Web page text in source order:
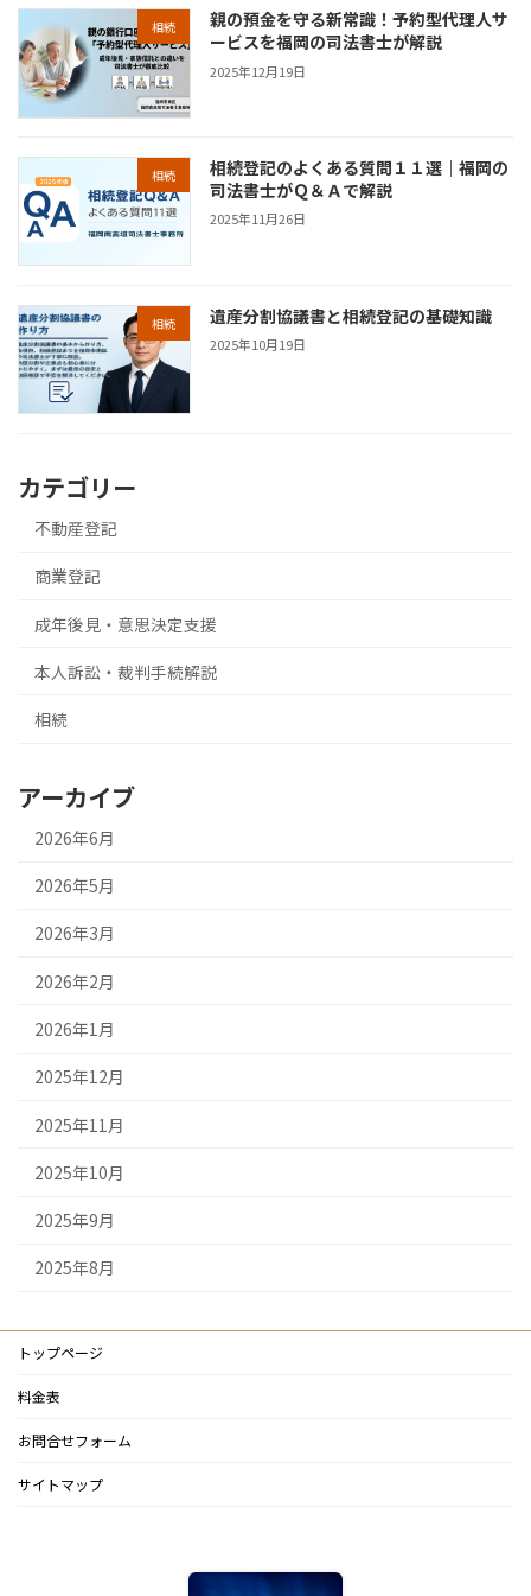
相続
親の預金を守る新常識！予約型代理人サ
ービスを福岡の司法書士が解説
2025年12月19日
相続
相続登記のよくある質問１１選｜福岡の
司法書士がＱ＆Ａで解説
2025年11月26日
相続 遺産分割協議書と相続登記の基礎知識
2025年10月19日
カテゴリー
不動産登記
商業登記
成年後見・意思決定支援
本人訴訟・裁判手続解説
相続
アーカイブ
2026年6月
2026年5月
2026年3月
2026年2月
2026年1月
2025年12月
2025年11月
2025年10月
2025年9月
2025年8月
トップページ
料金表
お問合せフォーム
サイトマップ